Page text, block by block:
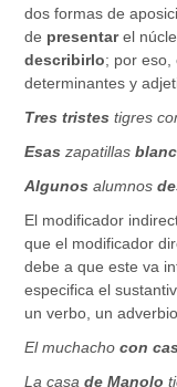
dos formas de
de presentarel
describirlo; por eso,
determinantes y
Tres tristes tigres
Esas zapatillas
Algunosalumnos
El modificador
que el modificador
debe a que este va
especifica el
un verbo, un
El muchachocon
La casade Manolo